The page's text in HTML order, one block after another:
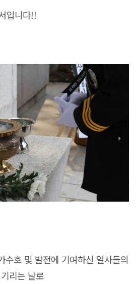
입니다!!
수호 및 발전에 기여하신 열사들의
리는 날로